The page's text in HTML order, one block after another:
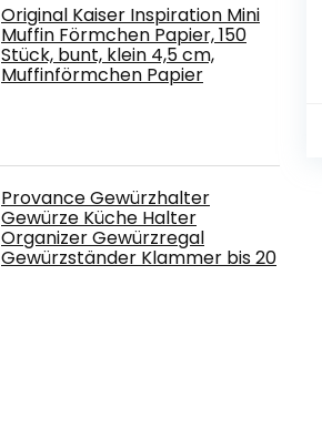
Original Kaiser Inspiration Mini
Muffin Förmchen Papier, 150
Stück, bunt, klein 4,5 cm,
Muffinförmchen Papier
Provance Gewürzhalter
Gewürze Küche Halter
Organizer Gewürzregal
Gewürzständer Klammer bis 20